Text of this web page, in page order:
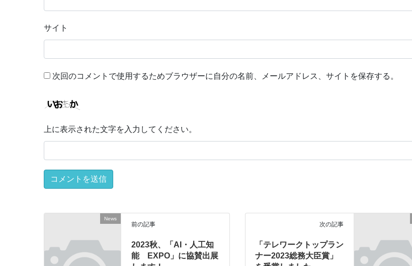
サイト
次回のコメントで使用するためブラウザーに自分の名前、メールアドレス、サイトを保存する。
上に表示された文字を入力してください。
News
前の記事
2023秋、「AI・人工知
能 EXPO」に協賛出展
次の記事
「テレワークトップラン
ナー2023総務大臣賞」